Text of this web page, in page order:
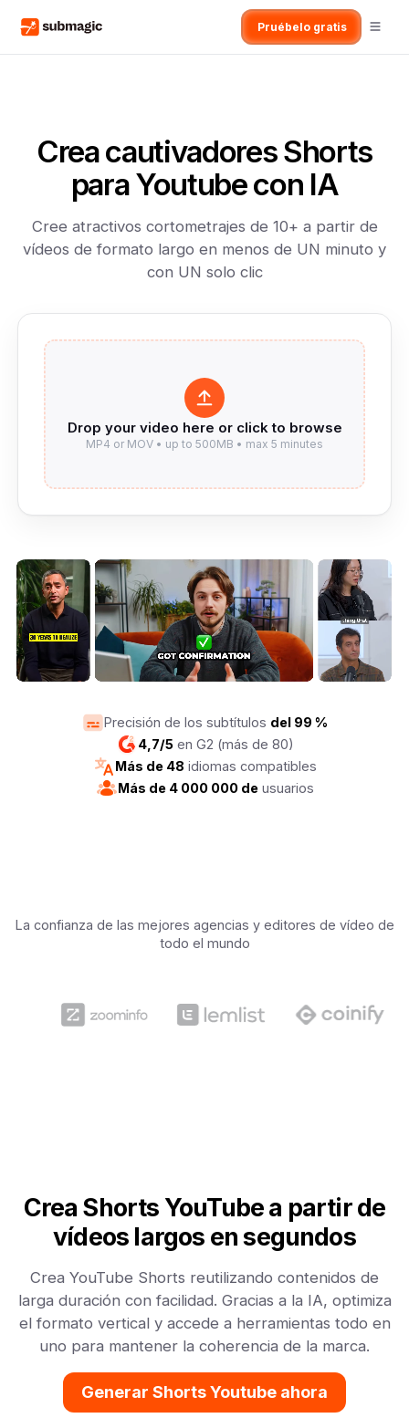
Pruébelo gratis
Crea cautivadores Shorts
para Youtube con IA
Cree atractivos cortometrajes de 10+ a partir de
vídeos de formato largo en menos de UN minuto y
con UN solo clic
Precisión de los subtítulos del 99 %
4,7/5en G2 (más de 80)
Más de 48 idiomas compatibles
Más de 4 000 000 deusuarios
La confianza de las mejores agencias y editores de vídeo de
todo el mundo
Crea Shorts YouTube a partir de
vídeos largos en segundos
Crea YouTube Shorts reutilizando contenidos de
larga duración con facilidad. Gracias a la IA, optimiza
el formato vertical y accede a herramientas todo en
uno para mantener la coherencia de la marca.
Generar Shorts Youtube ahora